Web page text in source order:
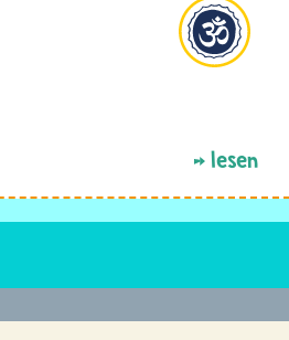
lesen